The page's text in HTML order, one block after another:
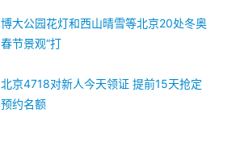
博大公园花灯和西山晴雪等北京20处冬奥
春节景观“打
北京4718对新人今天领证 提前15天抢定
预约名额